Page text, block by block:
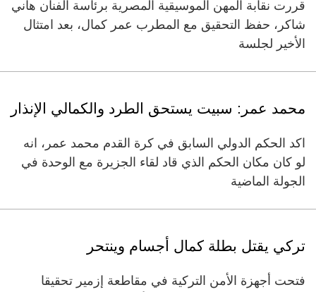
قررت نقابة المهن الموسيقية المصرية برئاسة الفنان هاني
شاكر، حفظ التحقيق مع المطرب عمر كمال، بعد امتثال
الأخير لجلسة
محمد عمر: سبيت يستحق الطرد والكمالي الإنذار
اكد الحكم الدولي السابق في كرة القدم محمد عمر، انه
لو كان مكان الحكم الذي قاد لقاء الجزيرة مع الوحدة في
الجولة الماضية
تركي يقتل بطلة كمال أجسام وينتحر
فتحت أجهزة الأمن التركية في مقاطعة إزمير تحقيقا